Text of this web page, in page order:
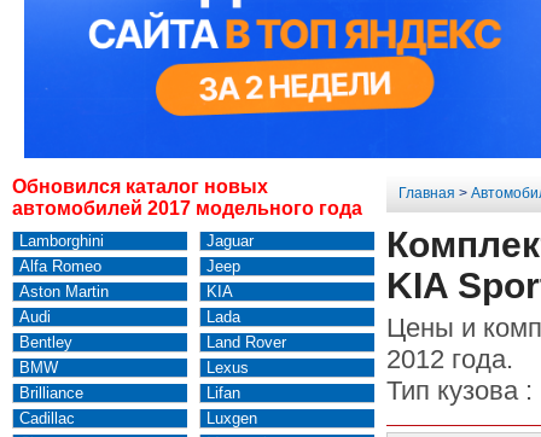
Обновился каталог новых
автомобилей 2017 модельного года
Lamborghini
Alfa Romeo
Aston Martin
Audi
Bentley
BMW
Brilliance
Cadillac
Jaguar
Jeep
KIA
Lada
Land Rover
Lexus
Lifan
Luxgen
Главная >
KIA
Цены и
2012 года.
Тип кузова :